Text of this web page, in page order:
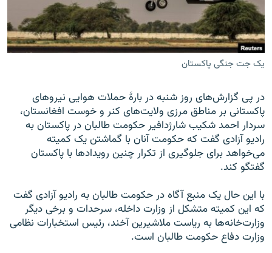
صفحه پشتو
Azadi English
همۀ سایت‌های رادیو آزادی/ رادیو اروپای آزاد
یک جت جنگی پاکستان
در پی گزارش‌های روز شنبه در بارۀ حملات هوایی نیروهای
پاکستانی بر مناطق مرزی ولایت‌های کنر و خوست افغانستان،
سردار احمد شکیب شارژدافیر حکومت طالبان در پاکستان به
رادیو آزادی گفت که حکومت آنان با گماشتن یک کمیته‌
می‌خواهد برای جلوگیری از تکرار چنین رویدادها با پاکستان
گفتگو کند.
با این حال یک منبع آگاه در حکومت طالبان به رادیو آزادی گفت
که این کمیته متشکل از وزارت داخله، سرحدات و برخی دیگر
وزارت‌خانه‌ها به ریاست ملاشیرین آخند، رئیس استخبارات نظامی
وزارت دفاع حکومت طالبان است.